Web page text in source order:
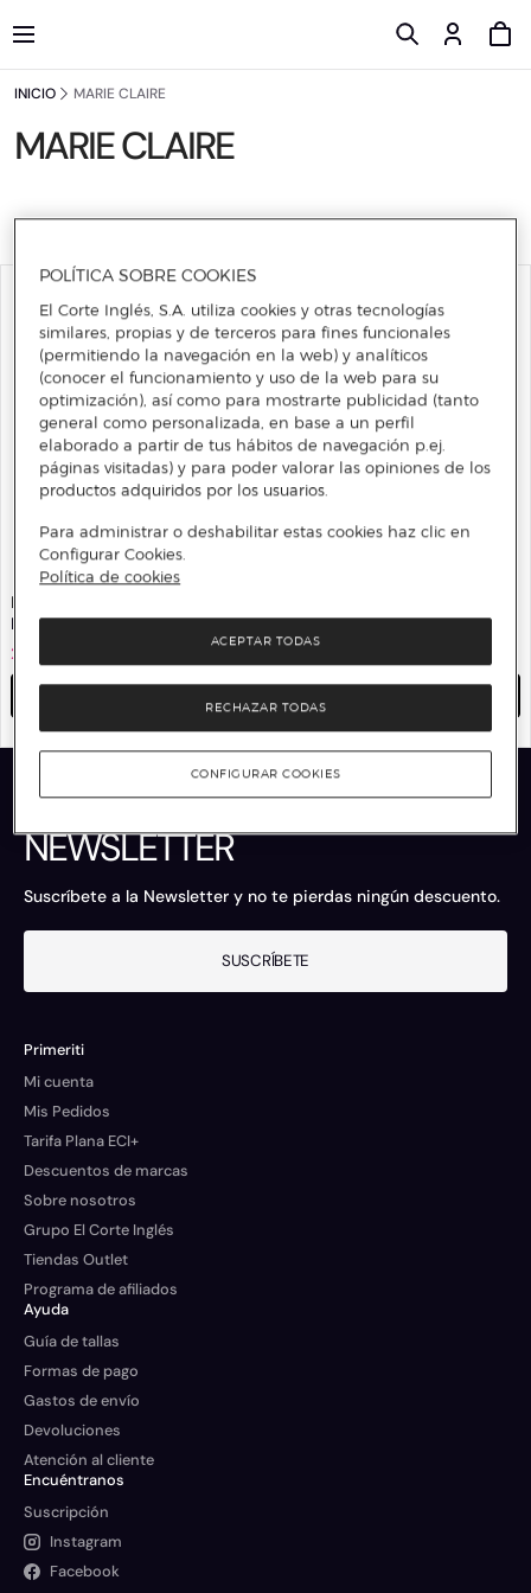
INICIO MARIE CLAIRE
MARIE CLAIRE
MARIE CLAIRE
Bañador escote en pico
29,95 €
Bikini palabra de honor
29,95 €
NEWSLETTER
Suscríbete a la Newsletter y no te pierdas ningún descuento.
SUSCRÍBETE
Primeriti
Mi cuenta
Mis Pedidos
Tarifa Plana ECI+
Descuentos de marcas
Sobre nosotros
Grupo El Corte Inglés
Tiendas Outlet
Programa de afiliados
Ayuda
Guía de tallas
Formas de pago
Gastos de envío
Devoluciones
Atención al cliente
Encuéntranos
Suscripción
Instagram
Facebook
POLÍTICA SOBRE COOKIES
El Corte Inglés, S.A. utiliza cookies y otras tecnologías
similares, propias y de terceros para fines funcionales
(permitiendo la navegación en la web) y analíticos
(conocer el funcionamiento y uso de la web para su
optimización), así como para mostrarte publicidad (tanto
general como personalizada, en base a un perfil
elaborado a partir de tus hábitos de navegación p.ej.
páginas visitadas) y para poder valorar las opiniones de los
productos adquiridos por los usuarios.
Para administrar o deshabilitar estas cookies haz clic en
Configurar Cookies.
Política de cookies
RECHAZAR TODAS
ACEPTAR TODAS
CONFIGURAR COOKIES